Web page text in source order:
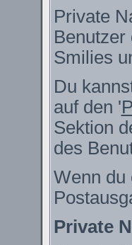
Private
Benutzer
Smilies
Du
auf den '
Sektion
des
Wenn du
Private